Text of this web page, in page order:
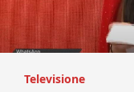
Televisione